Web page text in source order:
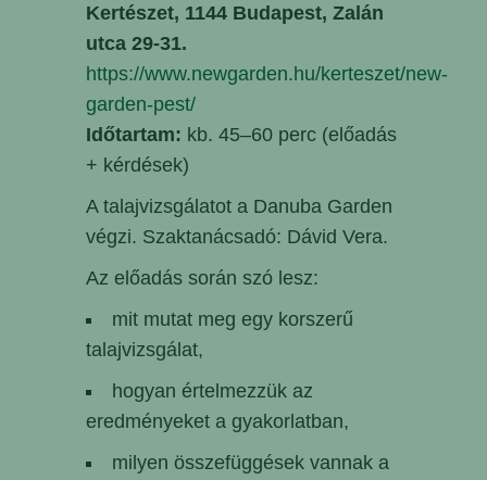
Kertészet, 1144 Budapest, Zalán
utca 29-31.
https://www.newgarden.hu/kerteszet/new-
garden-pest/
Időtartam: kb. 45–60 perc (előadás
+ kérdések)
A talajvizsgálatot a Danuba Garden
végzi. Szaktanácsadó: Dávid Vera.
Az előadás során szó lesz:
mit mutat meg egy korszerű
talajvizsgálat,
hogyan értelmezzük az
eredményeket a gyakorlatban,
milyen összefüggések vannak a